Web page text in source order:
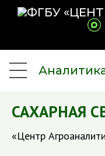
САХАРНАЯ
«Центр